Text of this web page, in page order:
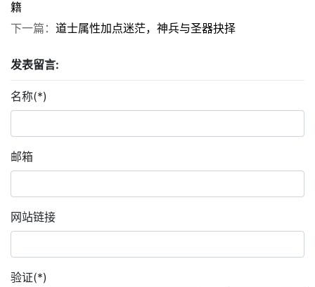
籍
下一篇： 道士属性加点迷茫，神兵与圣器抉择
发表留言:
名称(*)
邮箱
网站链接
验证(*)